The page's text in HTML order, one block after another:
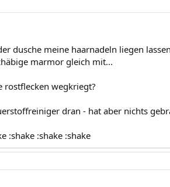
dusche meine haarnadeln liegen
marmor gleich mit...
rostflecken wegkriegt?
dran - hat aber nichts
:shake :shake :shake